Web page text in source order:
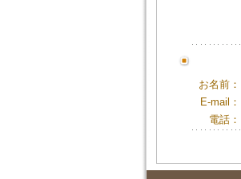
お名前：
E-mail：
電話：